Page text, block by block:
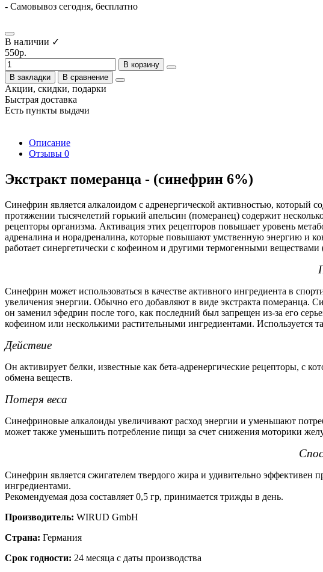
- Самовывоз сегодня, бесплатно
В наличии ✓
550р.
В корзину
В закладки
В сравнение
Акции, скидки, подарки
Быстрая доставка
Есть пункты выдачи
Описание
Отзывы 0
Экстракт померанца - (синефрин 6%)
Синефрин является алкалоидом с адренергической активностью, который
протяжении тысячелетий горький апельсин (померанец) содержит
рецепторы организма. Активация этих рецепторов повышает уровень
адреналина и норадреналина, которые повышают умственную энергию и
работает синергетически с кофеином и другими термогенными
Синефрин может использоваться в качестве активного ингредиента в
увеличения энергии. Обычно его добавляют в виде экстракта померанца.
он заменил эфедрин после того, как последний был запрещен из-за его
кофеином или несколькими растительными ингредиентами. Используется
Действие
Он активирует белки, известные как бета-адренергические рецепторы, с
обмена веществ.
Потеря веса
Синефриновые алкалоиды увеличивают расход энергии и уменьшают
может также уменьшить потребление пищи за счет снижения моторики
Синефрин является сжигателем твердого жира и удивительно эффективен
ингредиентами.
Рекомендуемая доза составляет 0,5 гр, принимается трижды в день.
Производитель: WIRUD GmbH
Страна: Германия
Срок годности: 24 месяца с даты производства